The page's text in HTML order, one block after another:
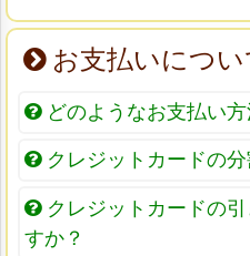
お支払いについ
どのようなお支払い方
クレジットカードの分
クレジットカードの
すか？